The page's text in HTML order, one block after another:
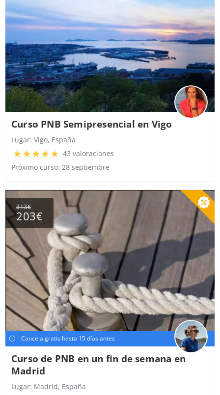
Curso PNB Semipresencial en Vigo
Lugar: Vigo, España
43 valoraciones
Próximo curso: 28 septiembre
Cancela gratis hasta 15 días antes
313€
203€
Curso de PNB en un fin de semana en
Madrid
Lugar: Madrid, España